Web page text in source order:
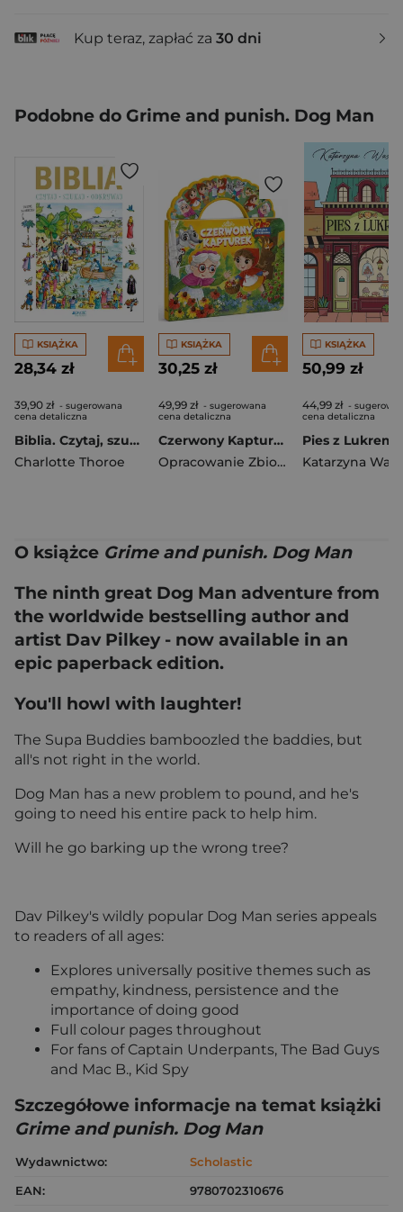
Kup teraz, zapłać za 30 dni
Podobne do Grime and punish. Dog Man
KSIĄŻKA
28,34 zł
39,90 zł - sugerowana
cena detaliczna
Biblia. Czytaj, szukaj, odkrywaj
Charlotte Thoroe
KSIĄŻKA
30,25 zł
49,99 zł - sugerowana
cena detaliczna
Czerwony Kapturek
Opracowanie Zbiorowe
KSIĄŻKA
50,99 zł
44,99 zł -
cena detaliczna
Pies z Lukrem
O książce Grime and punish. Dog Man
The ninth great Dog Man adventure from
the worldwide bestselling author and
artist Dav Pilkey - now available in an
epic paperback edition.
You'll howl with laughter!
The Supa Buddies bamboozled the baddies, but
all's not right in the world.
Dog Man has a new problem to pound, and he's
going to need his entire pack to help him.
Will he go barking up the wrong tree?
Dav Pilkey's wildly popular Dog Man series appeals
to readers of all ages:
Explores universally positive themes such as
empathy, kindness, persistence and the
importance of doing good
Full colour pages throughout
For fans of Captain Underpants, The Bad Guys
and Mac B., Kid Spy
Szczegółowe informacje na temat książki
Grime and punish. Dog Man
Wydawnictwo:
Scholastic
EAN:
9780702310676